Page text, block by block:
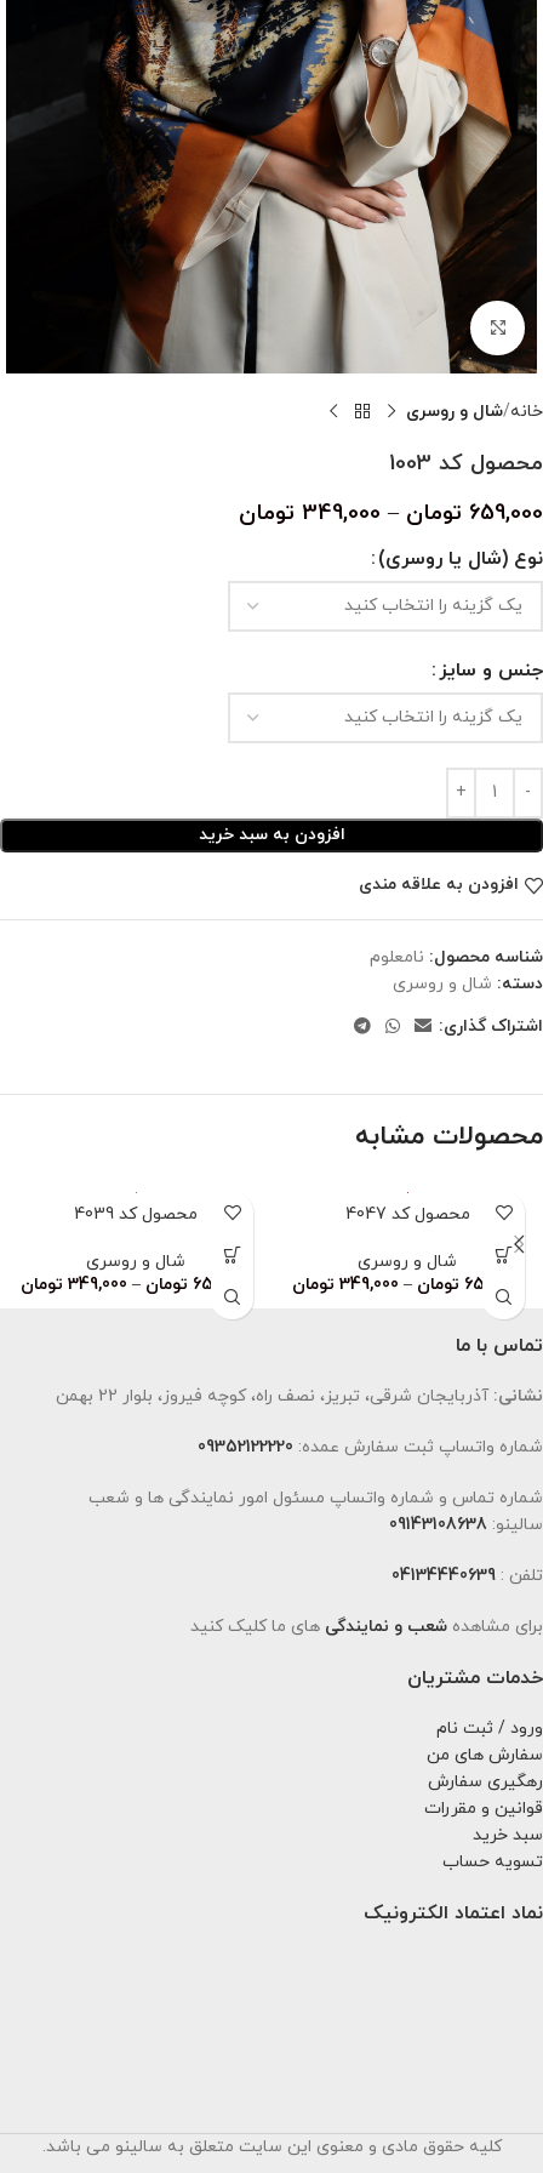
بزرگنمایی تصویر
خانه شال و روسری
محصول کد 1003
659,000 تومان –
349,000 تومان
نوع (شال یا روسری)
جنس و سایز
افزودن به سبد خرید
افزودن به علاقه مندی
شناسه محصول: نامعلوم
دسته: شال و روسری
اشتراک گذاری:
محصولات مشابه
محصول کد 4047
شال و روسری
659,000 تومان –
349,000 تومان
محصول کد 4039
شال و روسری
659,000 تومان –
349,000 تومان
تماس با ما
نشانی: آذربایجان شرقی، تبریز، نصف راه، کوچه فیروز، بلوار 22 بهمن
شماره واتساپ ثبت سفارش عمده: 09352122220
شماره تماس و شماره واتساپ مسئول امور نمایندگی ها و شعب
سالینو: 09143108638
تلفن : 04134440639
برای مشاهده شعب و نمایندگی های ما کلیک کنید
خدمات مشتریان
ورود / ثبت نام
سفارش های من
رهگیری سفارش
قوانین و مقررات
سبد خرید
تسویه حساب
نماد اعتماد الکترونیک
کلیه حقوق مادی و معنوی این سایت متعلق به سالینو می باشد.